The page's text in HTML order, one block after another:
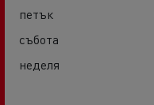
петък
събота
неделя